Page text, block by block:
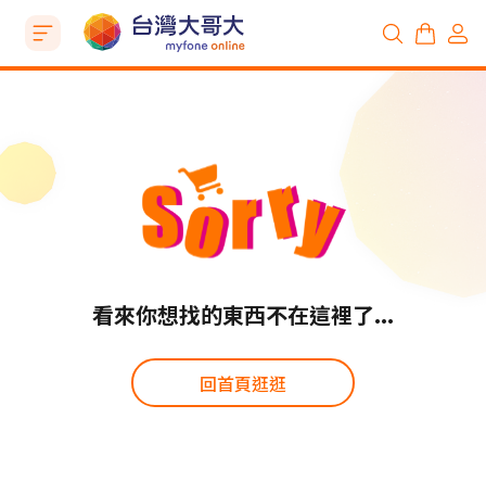
看來你想找的東西不在這裡了...
回首頁逛逛